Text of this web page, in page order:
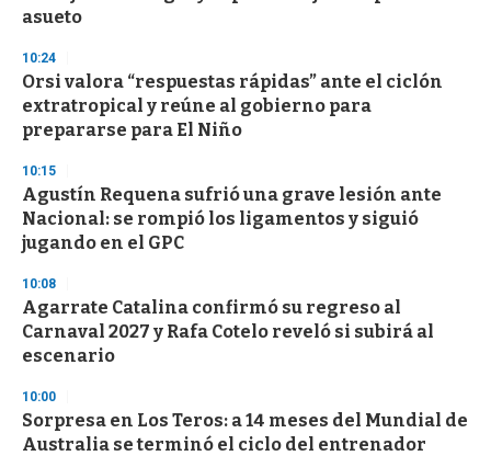
asueto
10:24
Orsi valora “respuestas rápidas” ante el ciclón
extratropical y reúne al gobierno para
prepararse para El Niño
10:15
Agustín Requena sufrió una grave lesión ante
Nacional: se rompió los ligamentos y siguió
jugando en el GPC
10:08
Agarrate Catalina confirmó su regreso al
Carnaval 2027 y Rafa Cotelo reveló si subirá al
escenario
10:00
Sorpresa en Los Teros: a 14 meses del Mundial de
Australia se terminó el ciclo del entrenador